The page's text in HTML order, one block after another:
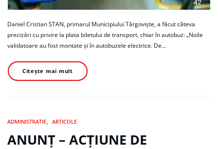
Daniel Cristian STAN, primarul Municipiului Târgoviște, a făcut câteva
precizări cu privire la plata biletului de transport, chiar în autobuz: „Noile
validatoare au fost montate și în autobuzele electrice. De…
Citește mai mult
ADMINISTRATIE ARTICOLE
ANUNȚ – ACȚIUNE DE